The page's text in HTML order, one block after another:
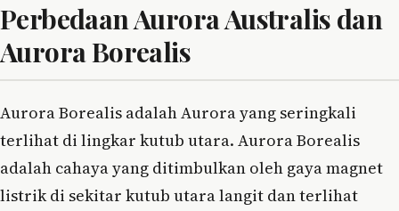
Perbedaan Aurora Australis dan
Aurora Borealis
Aurora Borealis adalah Aurora yang seringkali
terlihat di lingkar kutub utara. Aurora Borealis
adalah cahaya yang ditimbulkan oleh gaya magnet
listrik di sekitar kutub utara langit dan terlihat